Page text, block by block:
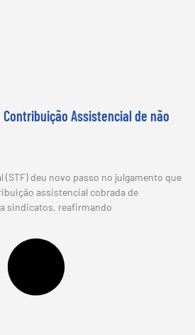
Assistencial de não
(STF) deu novo passo no julgamento que
assistencial cobrada de
sindicatos, reafirmando